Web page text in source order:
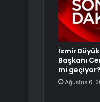
İzmir
Başkanı
mi
Ağustos 6,